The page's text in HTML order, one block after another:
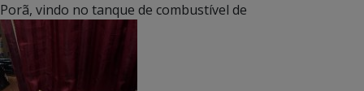
Porã, vindo no tanque de combustível de